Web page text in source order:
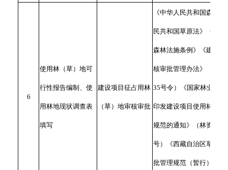
6
使用林（草）地可
行性报告编制、使
用林地现状调查表
填写
建设项目征占用林
（草）地审核审批
《中华人民共和国森林
民共和国草原法》《中华
森林法施条例》《建设项
核审批管理办法》（国家
35号令）《国家林业和
印发建设项目使用林地审
规范的通知》（林资规〔
号）《西藏自治区草原征
批管理规范（暂行）》（